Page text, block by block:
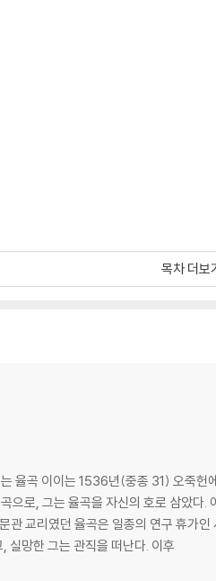
목차 더보
율곡 이이는 1536년(중종 31) 오죽
으로, 그는 율곡을 자신의 호로 삼았
실망한 그는 관직을 떠난다. 이후